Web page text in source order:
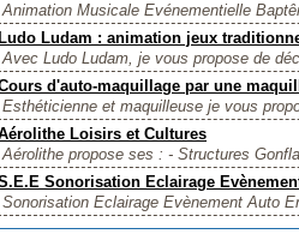
Animation Musicale Evénementielle
Ludam : animation jeux
Avec Ludo Ludam, je vous propose de
d'auto-maquillage par une
Esthéticienne et maquilleuse je vous
Loisirs et Cultures
Aérolithe propose ses : - Structures
Sonorisation Eclairage
Sonorisation Eclairage Evènement Auto